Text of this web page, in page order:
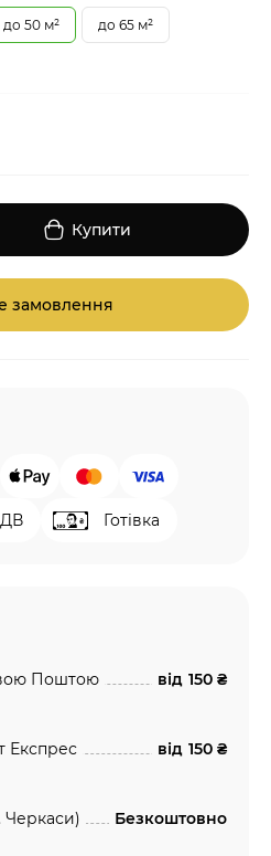
до 50 м² до 65 м²
Купити
замовлення
Готівка
Поштою від 150 ₴
Експрес від 150 ₴
Черкаси) Безкоштовно